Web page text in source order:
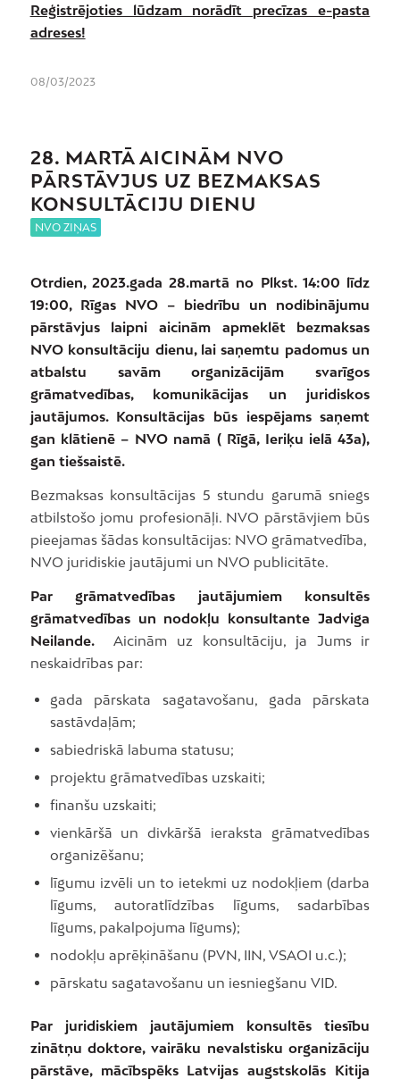
Reģistrējoties lūdzam norādīt precīzas e-pasta
adreses!
08/03/2023
28. MARTĀ AICINĀM NVO
PĀRSTĀVJUS UZ BEZMAKSAS
KONSULTĀCIJU DIENU
NVO ZIŅAS
Otrdien, 2023.gada 28.martā no Plkst. 14:00 līdz
19:00, Rīgas NVO – biedrību un nodibinājumu
pārstāvjus laipni aicinām apmeklēt bezmaksas
NVO konsultāciju dienu, lai saņemtu padomus un
atbalstu savām organizācijām svarīgos
grāmatvedības, komunikācijas un juridiskos
jautājumos. Konsultācijas būs iespējams saņemt
gan klātienē – NVO namā ( Rīgā, Ieriķu ielā 43a),
gan tiešsaistē.
Bezmaksas konsultācijas 5 stundu garumā sniegs
atbilstošo jomu profesionāļi. NVO pārstāvjiem būs
pieejamas šādas konsultācijas: NVO grāmatvedība,
NVO juridiskie jautājumi un NVO publicitāte.
Par grāmatvedības jautājumiem konsultēs
grāmatvedības un nodokļu konsultante Jadviga
Neilande.Aicinām uz konsultāciju, ja Jums ir
neskaidrības par:
gada pārskata sagatavošanu, gada pārskata
sastāvdaļām;
sabiedriskā labuma statusu;
projektu grāmatvedības uzskaiti;
finanšu uzskaiti;
vienkāršā un divkāršā ieraksta grāmatvedības
organizēšanu;
līgumu izvēli un to ietekmi uz nodokļiem (darba
līgums, autoratlīdzības līgums, sadarbības
līgums, pakalpojuma līgums);
nodokļu aprēķināšanu (PVN, IIN, VSAOI u.c.);
pārskatu sagatavošanu un iesniegšanu VID.
Par juridiskiem jautājumiem konsultēs tiesību
zinātņu doktore, vairāku nevalstisku organizāciju
pārstāve, mācībspēks Latvijas augstskolās Kitija